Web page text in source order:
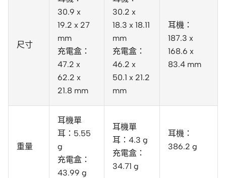
尺寸
30.9 x
19.2 x 27
mm
充電盒：
47.2 x
62.2 x
21.8 mm
30.2 x
18.3 x 18.11
mm
充電盒：
46.2 x
50.1 x 21.2
mm
耳機：
187.3 x
168.6 x
83.4 mm
重量
耳機單
耳：5.55
g
充電盒：
43.99 g
耳機單
耳：4.3 g
充電盒：
34.71 g
耳機：
386.2 g